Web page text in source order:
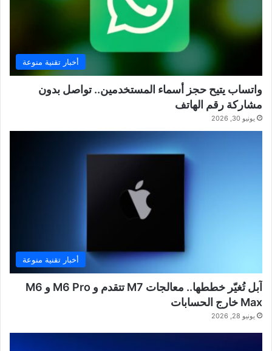
أخبار تقنية منوعة
واتساب يتيح حجز أسماء المستخدمين.. تواصل بدون
مشاركة رقم الهاتف
يونيو 30, 2026
أخبار تقنية منوعة
آبل تُغيّر خططها.. معالجات M7 تتقدم و M6 Pro و M6
Max خارج الحسابات
يونيو 28, 2026